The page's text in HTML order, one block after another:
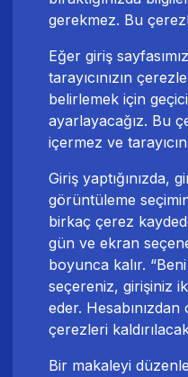
gerekmez. Bu
Eğer giriş
tarayıcınızın
belirlemek için
ayarlayacağız. Bu
içermez ve
Giriş yaptığınızda,
görüntüleme
birkaç çerez
gün ve ekran
boyunca kalır.
seçereniz, girişiniz
eder. Hesabınızdan
çerezleri
Bir makaleyi